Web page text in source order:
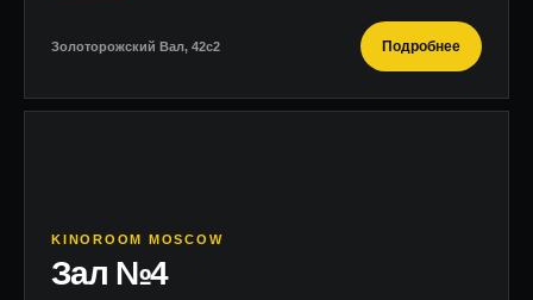
Золоторожский Вал, 42с2 Подробнее
KINOROOM MOSCOW
Зал №4